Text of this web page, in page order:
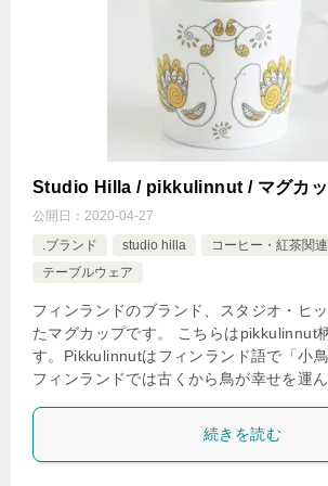
Studio Hilla / pikkulinnut / マグカ
公開日： 2020-04-27
.ブランド
studio hilla
コーヒー・紅茶関連
テーブルウェア
フィンランドのブランド、スタジオ・ヒ
たマグカップです。 こちらはpikkulinnut
す。Pikkulinnutはフィンランド語で「小鳥
フィンランドでは古くから鳥が幸せを運
続きを読む